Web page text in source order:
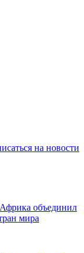
на новости
объединил
мира